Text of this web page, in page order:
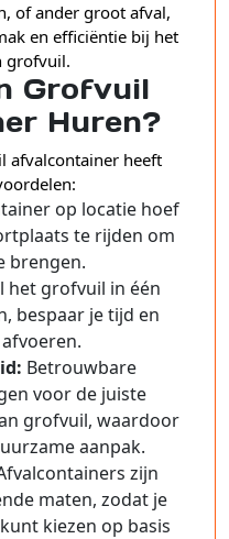
of ander groot afval,
en efficiëntie bij het
grofvuil.
Grofvuil
Huren?
afvalcontainer heeft
op locatie hoef
te rijden om
brengen.
het grofvuil in één
bespaar je tijd en
Betrouwbare
voor de juiste
grofvuil, waardoor
aanpak.
zijn
maten, zodat je
kiezen op basis